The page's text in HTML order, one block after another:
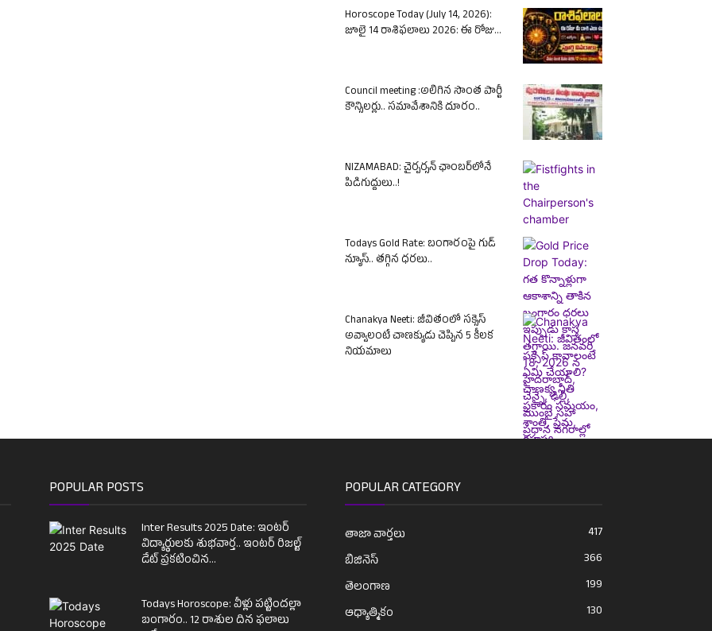
Horoscope Today (July 14, 2026):
జూలై 14 రాశిఫలాలు 2026: ఈ రోజు...
Council meeting :అలిగిన సొంత పార్టీ
కౌన్సిలర్లు.. సమావేశానికి దూరం..
NIZAMABAD: చైర్పర్సన్ ఛాంబర్‌లోనే
పిడిగుద్దులు..!
Todays Gold Rate: బంగారంపై గుడ్
న్యూస్.. తగ్గిన ధరలు..
Chanakya Neeti: జీవితంలో సక్సెస్
అవ్వాలంటే చాణక్యుడు చెప్పిన 5 కీలక
నియమాలు
POPULAR POSTS
Inter Results 2025 Date: ఇంటర్
విద్యార్థులకు శుభవార్త.. ఇంటర్ రిజల్ట్
డేట్ ప్రకటించిన...
Todays Horoscope: వీళ్లు పట్టిందల్లా
బంగారం.. 12 రాశుల దిన ఫలాలు
POPULAR CATEGORY
తాజా వార్తలు
417
బిజినెస్
366
తెలంగాణ
199
ఆధ్యాత్మికం
130